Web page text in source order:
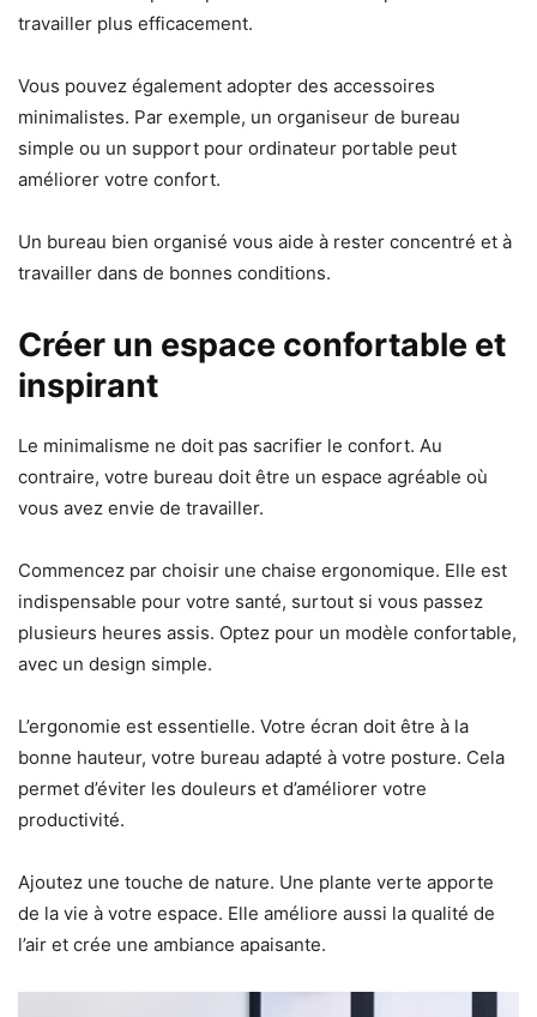
travailler plus efficacement.
Vous pouvez également adopter des accessoires
minimalistes. Par exemple, un organiseur de bureau
simple ou un support pour ordinateur portable peut
améliorer votre confort.
Un bureau bien organisé vous aide à rester concentré et à
travailler dans de bonnes conditions.
Créer un espace confortable et
inspirant
Le minimalisme ne doit pas sacrifier le confort. Au
contraire, votre bureau doit être un espace agréable où
vous avez envie de travailler.
Commencez par choisir une chaise ergonomique. Elle est
indispensable pour votre santé, surtout si vous passez
plusieurs heures assis. Optez pour un modèle confortable,
avec un design simple.
L’ergonomie est essentielle. Votre écran doit être à la
bonne hauteur, votre bureau adapté à votre posture. Cela
permet d’éviter les douleurs et d’améliorer votre
productivité.
Ajoutez une touche de nature. Une plante verte apporte
de la vie à votre espace. Elle améliore aussi la qualité de
l’air et crée une ambiance apaisante.